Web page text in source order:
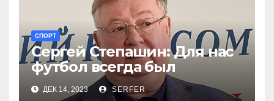
СПОРТ
Сергей Степашин: Для нас
футбол всегда был
праздником
ДЕК 14, 2023 SERFER